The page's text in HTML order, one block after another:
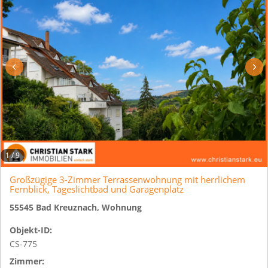
1/9
Großzügige 3-Zimmer Terrassenwohnung mit herrlichem
Fernblick, Tageslichtbad und Garagenplatz
55545 Bad Kreuznach, Wohnung
Objekt-ID:
CS-775
Zimmer: